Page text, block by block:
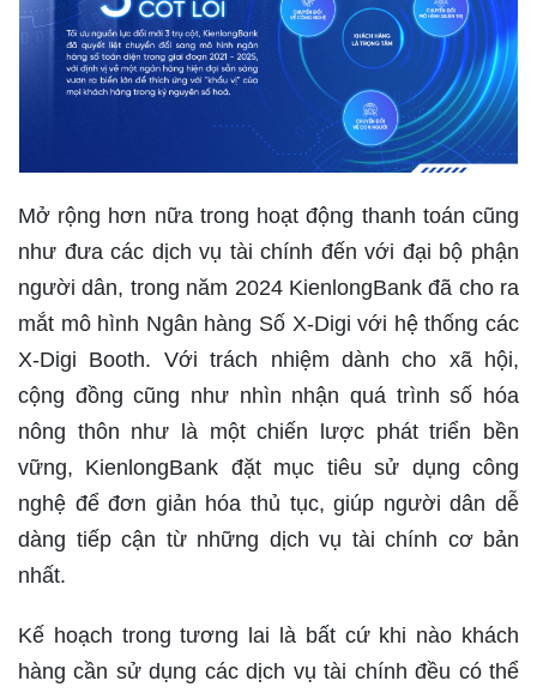
Mở rộng hơn nữa trong hoạt động thanh toán cũng
như đưa các dịch vụ tài chính đến với đại bộ phận
người dân, trong năm 2024 KienlongBank đã cho ra
mắt mô hình Ngân hàng Số X-Digi với hệ thống các
X-Digi Booth. Với trách nhiệm dành cho xã hội,
cộng đồng cũng như nhìn nhận quá trình số hóa
nông thôn như là một chiến lược phát triển bền
vững, KienlongBank đặt mục tiêu sử dụng công
nghệ để đơn giản hóa thủ tục, giúp người dân dễ
dàng tiếp cận từ những dịch vụ tài chính cơ bản
nhất.
Kế hoạch trong tương lai là bất cứ khi nào khách
hàng cần sử dụng các dịch vụ tài chính đều có thể